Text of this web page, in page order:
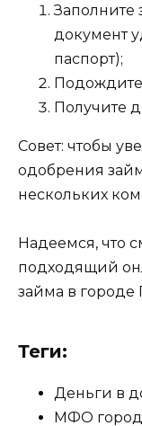
Заполните
документ
паспорт);
Получите
Совет: чтобы
одобрения
нескольких
Надеемся, что
подходящий
займа в городе
Теги:
Деньги в
МФО город